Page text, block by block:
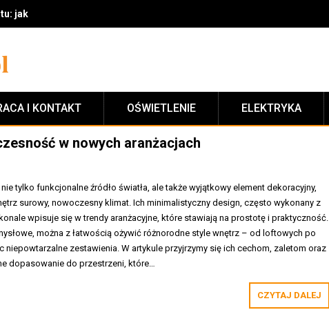
jak stworzyć funkcjonalny i przytulny klimat krok po kroku
I KONTAKT OŚWIETLENIE ELEKTRYKA
w nowych aranżacjach
tylko funkcjonalne źródło światła, ale także wyjątkowy element dekoracyjny,
surowy, nowoczesny klimat. Ich minimalistyczny design, często wykonany z
wpisuje się w trendy aranżacyjne, które stawiają na prostotę i praktyczność.
można z łatwością ożywić różnorodne style wnętrz – od loftowych po
niepowtarzalne zestawienia. W artykule przyjrzymy się ich cechom, zaletom oraz
dopasowanie do przestrzeni, które…
CZYTAJ DALEJ